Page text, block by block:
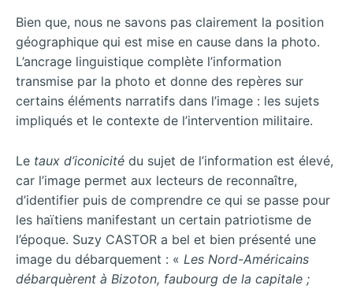
Bien que, nous ne savons pas clairement la position
géographique qui est mise en cause dans la photo.
L’ancrage linguistique complète l’information
transmise par la photo et donne des repères sur
certains éléments narratifs dans l’image : les sujets
impliqués et le contexte de l’intervention militaire.
Le taux d’iconicité du sujet de l’information est élevé,
car l’image permet aux lecteurs de reconnaître,
d’identifier puis de comprendre ce qui se passe pour
les haïtiens manifestant un certain patriotisme de
l’époque. Suzy CASTOR a bel et bien présenté une
image du débarquement : « Les Nord-Américains
débarquèrent à Bizoton, faubourg de la capitale ;